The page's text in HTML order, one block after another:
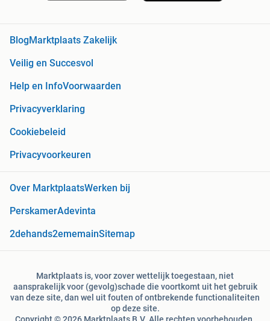
BlogMarktplaats Zakelijk
Veilig en Succesvol
Help en InfoVoorwaarden
Privacyverklaring
Cookiebeleid
Privacyvoorkeuren
Over MarktplaatsWerken bij
PerskamerAdevinta
2dehands2ememainSitemap
Marktplaats is, voor zover wettelijk toegestaan, niet
aansprakelijk voor (gevolg)schade die voortkomt uit het gebruik
van deze site, dan wel uit fouten of ontbrekende functionaliteiten
op deze site.